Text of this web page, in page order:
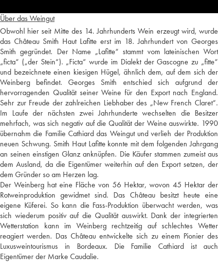
Über das Weingut
Obwohl hier seit Mitte des 14. Jahrhunderts Wein erzeugt wird, wurde
das Château Smith Haut Lafitte erst im 18. Jahrhundert von Georges
Smith gegründet. Der Name „Lafitte“ stammt vom lateinischen Wort
„ficta“ („der Stein“). „Ficta“ wurde im Dialekt der Gascogne zu „fitte“
und bezeichnete einen kiesigen Hügel, ähnlich dem, auf dem sich der
Weinberg befindet. Georges Smith entschied sich aufgrund der
hervorragenden Qualität seiner Weine für den Export nach England.
Sehr zur Freude der zahlreichen Liebhaber des „New French Claret“.
Im Laufe der nächsten zwei Jahrhunderte wechselten die Besitzer
mehrfach, was sich negativ auf die Qualität der Weine auswirkte. 1990
übernahm die Familie Cathiard das Weingut und verlieh der Produktion
neuen Schwung. Smith Haut Lafitte konnte mit dem folgenden Jahrgang
an seinen einstigen Glanz anknüpfen. Die Käufer stammen zumeist aus
dem Ausland, da die Eigentümer weiterhin auf den Export setzen, der
dem Gründer so am Herzen lag.
Der Weinberg hat eine Fläche von 56 Hektar, wovon 45 Hektar der
Rotweinproduktion gewidmet sind. Das Château besitzt heute eine
eigene Küferei. So kann die Fass-Produktion überwacht werden, was
sich wiederum positiv auf die Qualität auswirkt. Dank der integrierten
Wetterstation kann im Weinberg rechtzeitig auf schlechtes Wetter
reagiert werden. Das Château entwickelte sich zu einem Pionier des
Luxusweintourismus in Bordeaux. Die Familie Cathiard ist auch
Eigentümer der Marke Caudalie.